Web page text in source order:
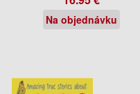
Na objednávku